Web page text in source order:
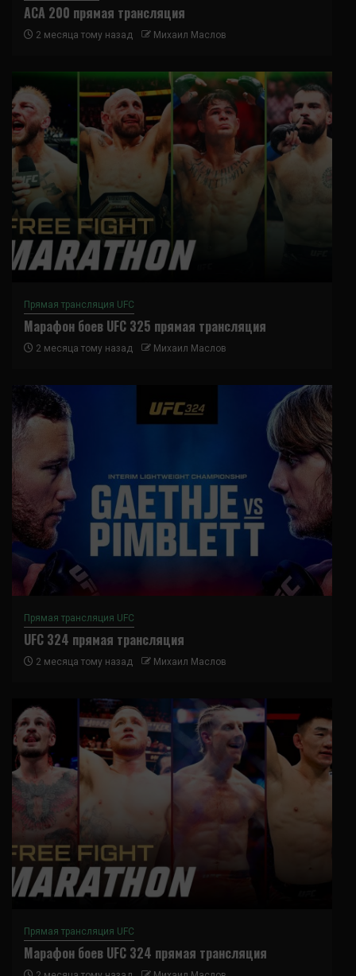
ACA 200 прямая трансляция
2 месяца тому назад Михаил Маслов
Прямая трансляция UFC
Марафон боев UFC 325 прямая трансляция
2 месяца тому назад Михаил Маслов
Прямая трансляция UFC
UFC 324 прямая трансляция
2 месяца тому назад Михаил Маслов
Прямая трансляция UFC
Марафон боев UFC 324 прямая трансляция